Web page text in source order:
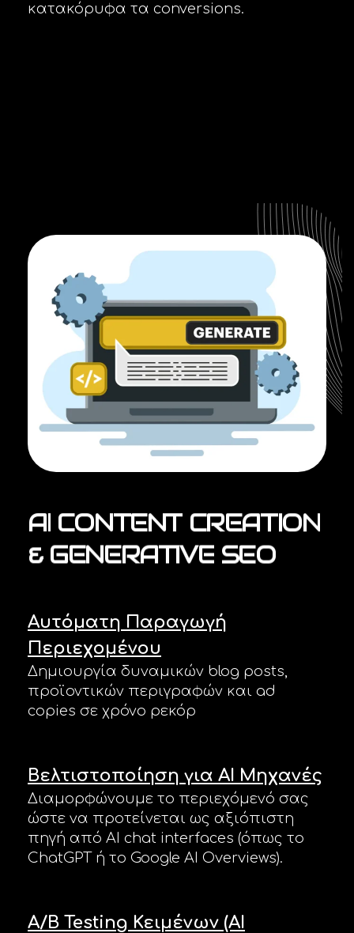
κατακόρυφα τα conversions.
AI CONTENT CREATION
& GENERATIVE SEO
Αυτόματη Παραγωγή
Περιεχομένου
Δημιουργία δυναμικών blog posts,
προϊοντικών περιγραφών και ad
copies σε χρόνο ρεκόρ
Βελτιστοποίηση για AI Μηχανές
Διαμορφώνουμε το περιεχόμενό σας
ώστε να προτείνεται ως αξιόπιστη
πηγή από AI chat interfaces (όπως το
ChatGPT ή το Google AI Overviews).
A/B Testing Κειμένων (AI